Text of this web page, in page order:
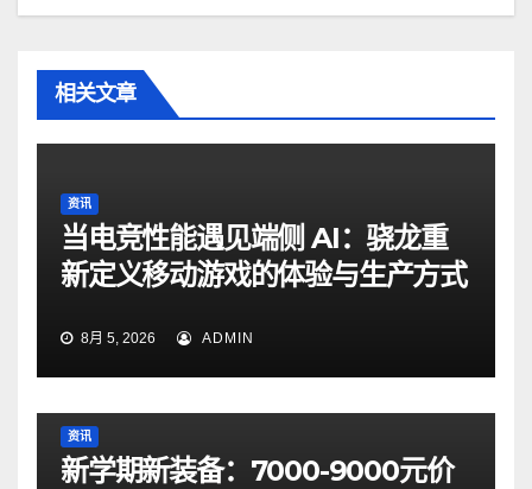
相关文章
资讯
当电竞性能遇见端侧 AI：骁龙重
新定义移动游戏的体验与生产方式
8月 5, 2026 ADMIN
资讯
新学期新装备：7000-9000元价